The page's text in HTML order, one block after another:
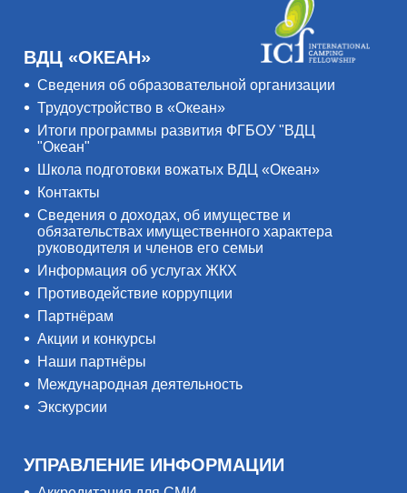
ВДЦ «ОКЕАН»
Сведения об образовательной организации
Трудоустройство в «Океан»
Итоги программы развития ФГБОУ "ВДЦ
"Океан"
Школа подготовки вожатых ВДЦ «Океан»
Контакты
Сведения о доходах, об имуществе и
обязательствах имущественного характера
руководителя и членов его семьи
Информация об услугах ЖКХ
Противодействие коррупции
Партнёрам
Акции и конкурсы
Наши партнёры
Международная деятельность
Экскурсии
УПРАВЛЕНИЕ ИНФОРМАЦИИ